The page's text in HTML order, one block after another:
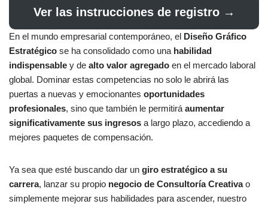
Ver las instrucciones de registro →
En el mundo empresarial contemporáneo, el Diseño Gráfico
Estratégico se ha consolidado como una habilidad
indispensable y de alto valor agregado en el mercado laboral
global. Dominar estas competencias no solo le abrirá las
puertas a nuevas y emocionantes oportunidades
profesionales, sino que también le permitirá aumentar
significativamente sus ingresos a largo plazo, accediendo a
mejores paquetes de compensación.
Ya sea que esté buscando dar un giro estratégico a su
carrera, lanzar su propio negocio de Consultoría Creativao
simplemente mejorar sus habilidades para ascender, nuestro